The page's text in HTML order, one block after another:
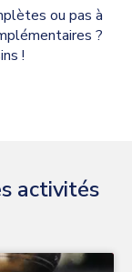
ou pas à
?
!
activités